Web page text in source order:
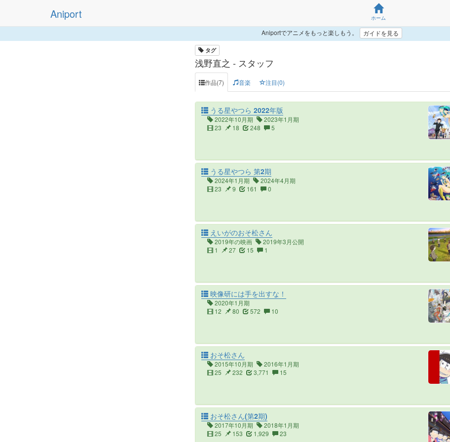
Aniport ホーム
Aniportでアニメをもっと楽しもう。 ガイドを見る
タグ
浅野直之 - スタッフ
作品(7) 音楽 注目(0)
うる星やつら 2022年版
2022年10月期
2023年1月期
23
18 248 5
うる星やつら 第2期
2024年1月期
2024年4月期
23
9 161 0
えいがのおそ松さん
2019年の映画
2019年3月公開
1
27 15 1
映像研には手を出すな！
2020年1月期
12
80 572 10
おそ松さん
2015年10月期
2016年1月期
25
232 3,771 15
おそ松さん(第2期)
2017年10月期
2018年1月期
25
153 1,929 23